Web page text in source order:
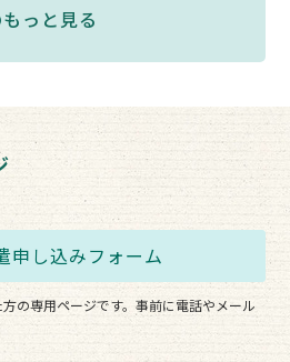
もっと見る
申し込みフォーム
の専用ページです。事前に電話やメール